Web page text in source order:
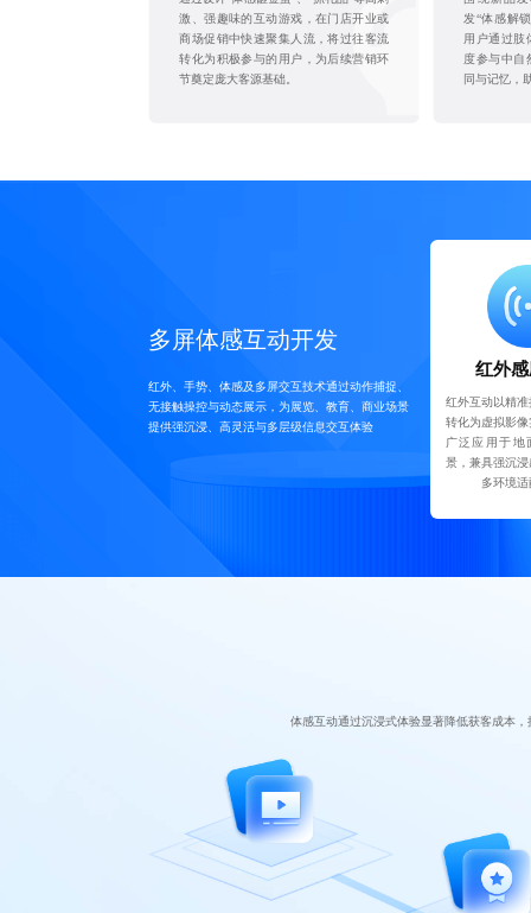
激、强趣味的互动游戏，在门店开业或
商场促销中快速聚集人流，将过往客流
转化为积极参与的用户，为后续营销环
节奠定庞大客源基础。
发“体感解
用户通过肢
度参与中自
同与记忆，
多屏体感互动开发
红外、手势、体感及多屏交互技术通过动作捕捉、
无接触操控与动态展示，为展览、教育、商业场景
提供强沉浸、高灵活与多层级信息交互体验
红外
红外互动以精
转化为虚拟影
广泛应用于地
景，兼具强沉
多环境
体感互动通过沉浸式体验显著降低获客成本